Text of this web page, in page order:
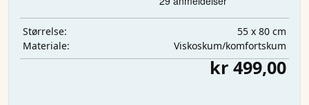
Størrelse:
55 x 80 cm
Materiale:
Viskoskum/komfortskum
kr 499,00